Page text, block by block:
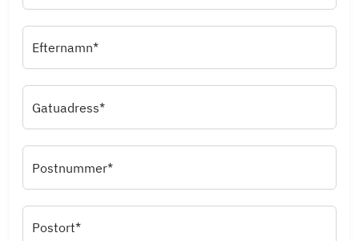
Efternamn*
Gatuadress*
Postnummer*
Postort*